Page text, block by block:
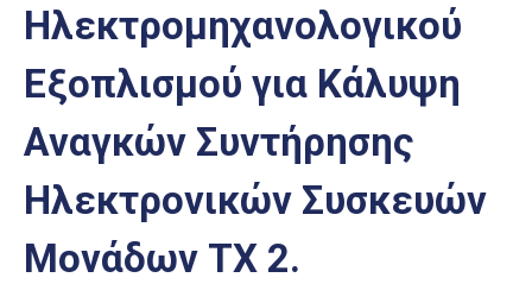
Υποστήριξη
Έκθεση
Παραδοσιακών
Επαγγελμάτων
Έκθεση
ΕΒΕΠ-
ΚΜ
Ηλεκτρομηχανολογικού
Εξοπλισμού για Κάλυψη
Αναγκών Συντήρησης
Ηλεκτρονικών Συσκευών
Μονάδων ΤΧ 2.